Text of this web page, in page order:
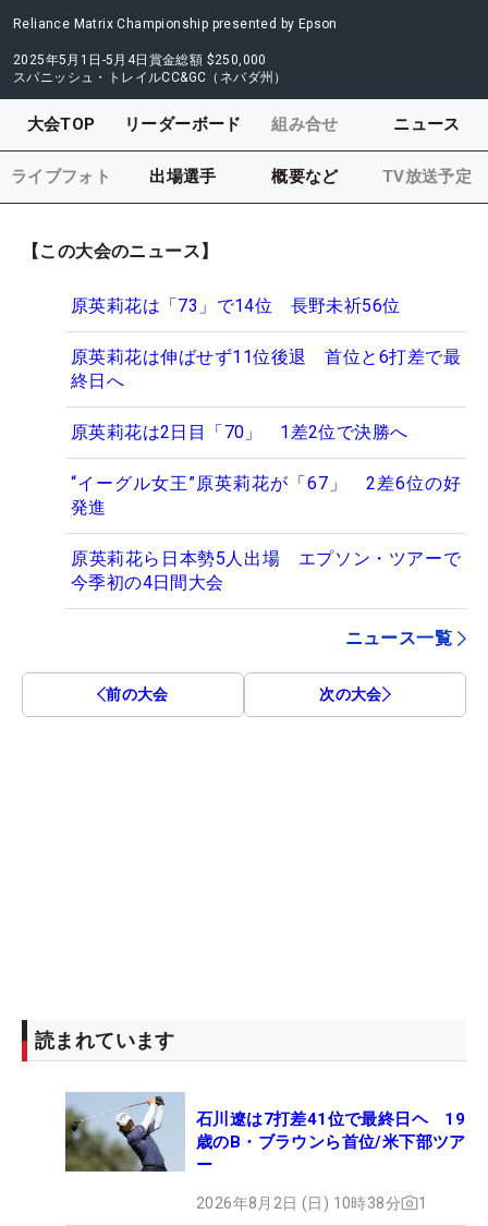
Reliance Matrix Championship presented by Epson
2025年5月1日-5月4日 賞金総額 $250,000
スパニッシュ・トレイルCC&GC（ネバダ州）
大会TOP リーダーボード 組み合せ ニュース
ライブフォト 出場選手 概要など TV放送予定
【この大会のニュース】
原英莉花は「73」で14位 長野未祈56位
原英莉花は伸ばせず11位後退 首位と6打差で最
終日へ
原英莉花は2日目「70」 1差2位で決勝へ
“イーグル女王”原英莉花が「67」 2差6位の好
発進
原英莉花ら日本勢5人出場 エプソン・ツアーで
今季初の4日間大会
ニュース一覧
前の大会 次の大会
読まれています
石川遼は7打差41位で最終日ヘ 19
歳のB・ブラウンら首位/米下部ツア
ー
2026年8月2日 (日) 10時38分 1